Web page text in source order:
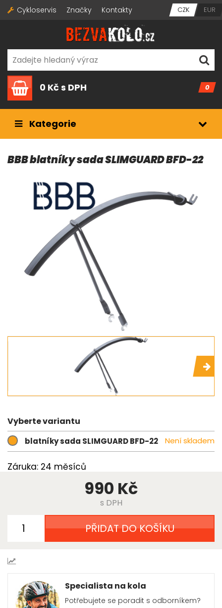
Cykloservis Značky Kontakty CZK EUR
0
0 Kčs DPH
Kategorie
BBB blatníky sada SLIMGUARD BFD-22
Vyberte variantu
blatníky sada SLIMGUARD BFD-22 Není skladem
Záruka: 24 měsíců
990 Kč
s DPH
PŘIDAT DO KOŠÍKU
Specialista na kola
Potřebujete se poradit s odborníkem?